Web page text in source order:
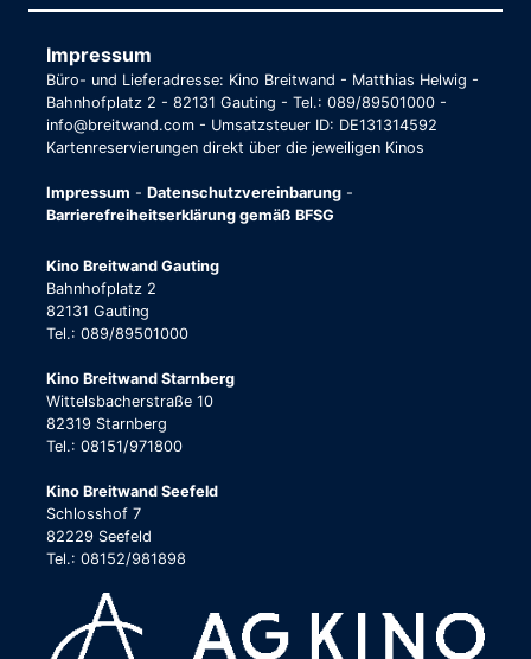
Impressum
Büro- und Lieferadresse: Kino Breitwand - Matthias Helwig -
Bahnhofplatz 2 - 82131 Gauting - Tel.: 089/89501000 -
info@breitwand.com - Umsatzsteuer ID: DE131314592
Kartenreservierungen direkt über die jeweiligen Kinos
Impressum - Datenschutzvereinbarung -
Barrierefreiheitserklärung gemäß BFSG
Kino Breitwand Gauting
Bahnhofplatz 2
82131 Gauting
Tel.: 089/89501000
Kino Breitwand Starnberg
Wittelsbacherstraße 10
82319 Starnberg
Tel.: 08151/971800
Kino Breitwand Seefeld
Schlosshof 7
82229 Seefeld
Tel.: 08152/981898